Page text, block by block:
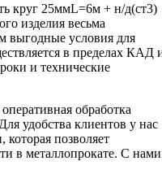
круг 25ммL=6м + н/д(ст3)
изделия весьма
выгодные условия для
в пределах КАД
и технические
обработка
удобства клиентов у нас
которая позволяет
в металлопрокате. С нами